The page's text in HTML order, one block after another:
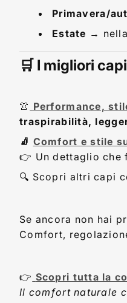
Primavera/
Estate →
🛒 I migliori
👚 Performance,
traspirabilità,
🧦 Comfort e stile
👉 Un dettaglio che
🔍 Scopri altri capi
Se ancora non hai
Comfort,
👉 Scopri tutta la
Il comfort naturale